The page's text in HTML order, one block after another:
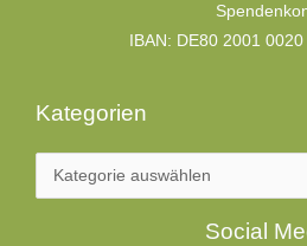
IBAN: DE80 2001
Kategorien
Social